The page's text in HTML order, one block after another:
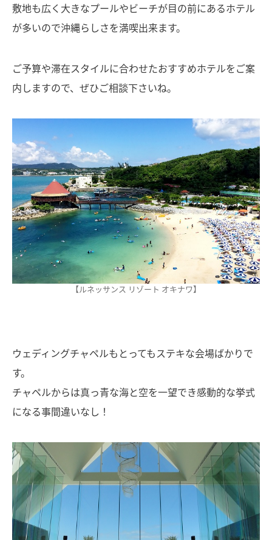
敷地も広く大きなプールやビーチが目の前にあるホテル
が多いので沖縄らしさを満喫出来ます。
ご予算や滞在スタイルに合わせたおすすめホテルをご案
内しますので、ぜひご相談下さいね。
【ルネッサンス リゾート オキナワ】
ウェディングチャペルもとってもステキな会場ばかりで
す。
チャペルからは真っ青な海と空を一望でき感動的な挙式
になる事間違いなし！